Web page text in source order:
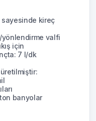
sayesinde kireç
valfi
için
7 l/dk
banyolar